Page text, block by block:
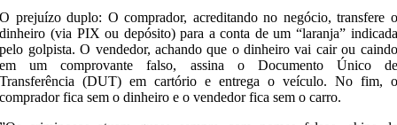
​O prejuízo duplo: O comprador, acreditando no negócio, transfere o
dinheiro (via PIX ou depósito) para a conta de um “laranja” indicada
pelo golpista. O vendedor, achando que o dinheiro vai cair ou caindo
em um comprovante falso, assina o Documento Único de
Transferência (DUT) em cartório e entrega o veículo. No fim, o
comprador fica sem o dinheiro e o vendedor fica sem o carro.